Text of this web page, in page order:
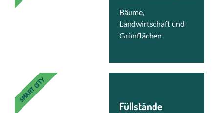
Bäume,
Landwirtschaft und
Grünflächen
Füllstände
SMART CITY